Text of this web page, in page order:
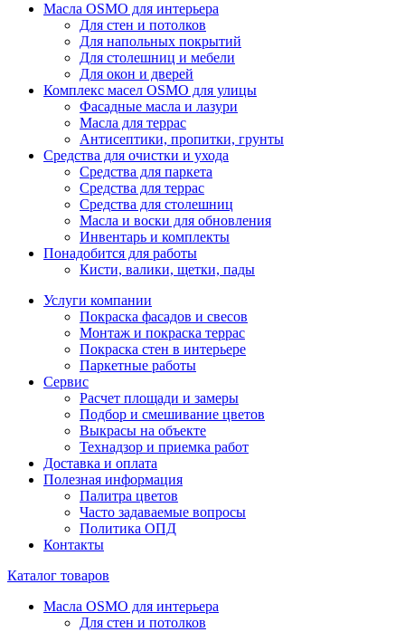
Масла OSMO для интерьера
Для стен и потолков
Для напольных покрытий
Для столешниц и мебели
Для окон и дверей
Комплекс масел OSMO для улицы
Фасадные масла и лазури
Масла для террас
Антисептики, пропитки, грунты
Средства для очистки и ухода
Средства для паркета
Средства для террас
Средства для столешниц
Масла и воски для обновления
Инвентарь и комплекты
Понадобится для работы
Кисти, валики, щетки, пады
Услуги компании
Покраска фасадов и свесов
Монтаж и покраска террас
Покраска стен в интерьере
Паркетные работы
Сервис
Расчет площади и замеры
Подбор и смешивание цветов
Выкрасы на объекте
Технадзор и приемка работ
Доставка и оплата
Полезная информация
Палитра цветов
Часто задаваемые вопросы
Политика ОПД
Контакты
Каталог товаров
Масла OSMO для интерьера
Для стен и потолков